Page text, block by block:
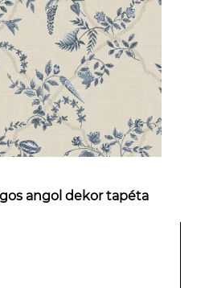
angol dekor tapéta